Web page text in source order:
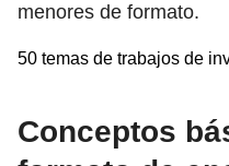
menores de formato.
50 temas de trabajos de
Conceptos